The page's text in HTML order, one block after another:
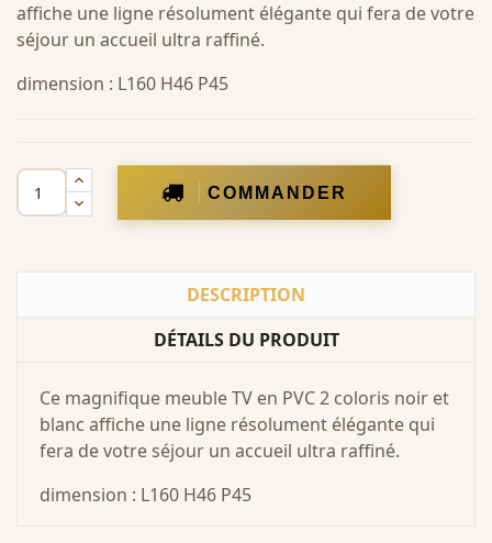
affiche une ligne résolument élégante qui fera de votre
séjour un accueil ultra raffiné.
dimension : L160 H46 P45
COMMANDER
DESCRIPTION
DÉTAILS DU PRODUIT
Ce magnifique meuble TV en PVC 2 coloris noir et
blanc affiche une ligne résolument élégante qui
fera de votre séjour un accueil ultra raffiné.
dimension : L160 H46 P45